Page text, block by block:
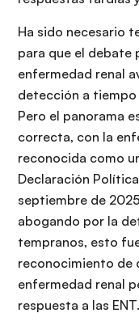
Ha sido necesario
para que el debate
enfermedad renal
detección a
Pero el panorama
correcta, con la
reconocida como
Declaración
septiembre de
abogando por la
tempranos, esto
reconocimiento de
enfermedad renal
respuesta a las ENT.